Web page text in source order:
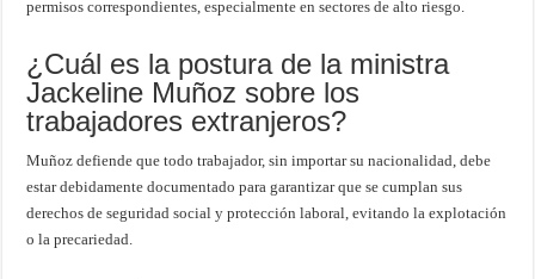
permisos correspondientes, especialmente en sectores de alto riesgo.
¿Cuál es la postura de la ministra
Jackeline Muñoz sobre los
trabajadores extranjeros?
Muñoz defiende que todo trabajador, sin importar su nacionalidad, debe
estar debidamente documentado para garantizar que se cumplan sus
derechos de seguridad social y protección laboral, evitando la explotación
o la precariedad.